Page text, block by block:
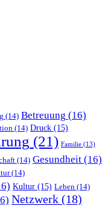
(14) Betreuung (16)
(14) Druck (15)
(21) Familie (13)
(14) Gesundheit (16)
(14)
Kultur (15) Leben (14)
Netzwerk (18)